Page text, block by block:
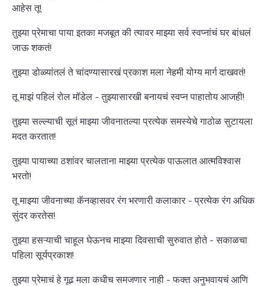
आहेस तू!
तुझ्या प्रेमाचा पाया इतका मजबूत की त्यावर माझ्या सर्व स्वप्नांचं घर बांधलं
जाऊ शकतं!
तुझ्या डोळ्यांतलं ते चांदण्यासारखं प्रकाश मला नेहमी योग्य मार्ग दाखवतं!
तू माझं पहिलं रोल मॉडेल - तुझ्यासारखी बनायचं स्वप्न पाहातोय आजही!
तुझ्या सल्ल्याची सूतं माझ्या जीवनातल्या प्रत्येक समस्येचे गाठोळ सुटायला
मदत करतात!
तुझ्या पायाच्या ठशांवर चालताना माझ्या प्रत्येक पाऊलात आत्मविश्वास
भरतो!
तू माझ्या जीवनाच्या कॅनव्हासवर रंग भरणारी कलाकार - प्रत्येक रंग अधिक
सुंदर करतेस!
तुझ्या हसऱ्याची चाहूल घेऊनच माझ्या दिवसाची सुरुवात होते - सकाळचा
पहिला सूर्यप्रकाश!
तुझ्या प्रेमाचं हे गूढ मला कधीच समजणार नाही - फक्त अनुभवायचं आणि